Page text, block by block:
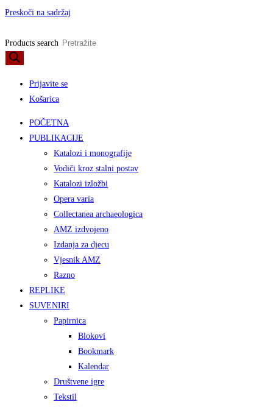
Preskoči na sadržaj
Products search
Prijavite se
Košarica
POČETNA
PUBLIKACIJE
Katalozi i monografije
Vodiči kroz stalni postav
Katalozi izložbi
Opera varia
Collectanea archaeologica
AMZ izdvojeno
Izdanja za djecu
Vjesnik AMZ
Razno
REPLIKE
SUVENIRI
Papirnica
Blokovi
Bookmark
Kalendar
Društvene igre
Tekstil